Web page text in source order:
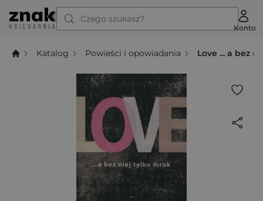
Czego szukasz?
Konto
Katalog Powieści i opowiadania Love ... a bez